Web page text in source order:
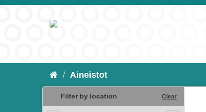
Aineistot
Filter by location Clear